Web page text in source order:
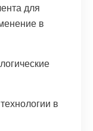
для
в
в